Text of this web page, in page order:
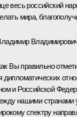
весь российский
мира,
Вы правильно
дипломатических
и Российской
нашими странами
спектру